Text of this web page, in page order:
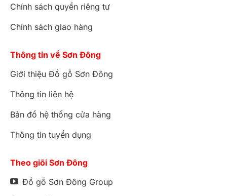
Chính sách quyền riêng tư
Chính sách giao hàng
Thông tin về Sơn Đông
Giới thiệu Đồ gỗ Sơn Đông
Thông tin liên hệ
Bản đồ hệ thống cửa hàng
Thông tin tuyển dụng
Theo giõi Sơn Đông
Đồ gỗ Sơn Đông Group